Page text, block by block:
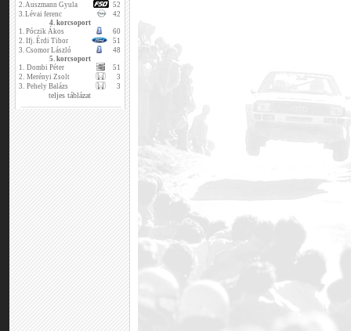
2.Auszmann Gyula
52
3.Lévai ferenc
42
4. korcsoport
1. Póczik Ákos
60
2. Ifj. Érdi Tibor
51
3. Csomor László
48
5. korcsoport
1. Dombi Péter
51
2. Merényi Zsolt
3
3. Pehely Balázs 3
teljes táblázat